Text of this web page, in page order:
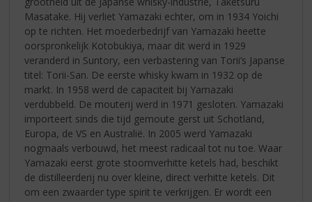
Masatake. Hij verliet Yamazaki echter, om in 1934 Yoichi
op te richten. Het moederbedrijf van Yamazaki heette
oorspronkelijk Kotobukiya, maar dit werd in 1929
veranderd in Suntory, een verbastering van Torii’s Japanse
titel: Torii-San. De eerste whisky kwam in 1932 op de
markt. In 1958 werd de capaciteit bij Yamazaki
verdubbeld. De mouterij werd in 1971 gesloten. Yamazaki
importeert sinds die tijd gemoute gerst uit Schotland,
Europa, de VS en Australië. In 2005 werd Yamazaki
nogmaals verbouwd, het meest radicaal tot nu toe. Waar
Yamazaki eerst grote stoomverhitte ketels had, beschikt
de distilleerderij nu over kleine, direct verhitte ketels. Dit
om een zwaarder type spirit te verkrijgen. Er wordt een